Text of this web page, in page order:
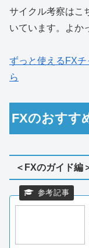
サイクル考察は
いています。よか
ずっと使えるFX
ら
FXのおすす
＜FXのガイド編